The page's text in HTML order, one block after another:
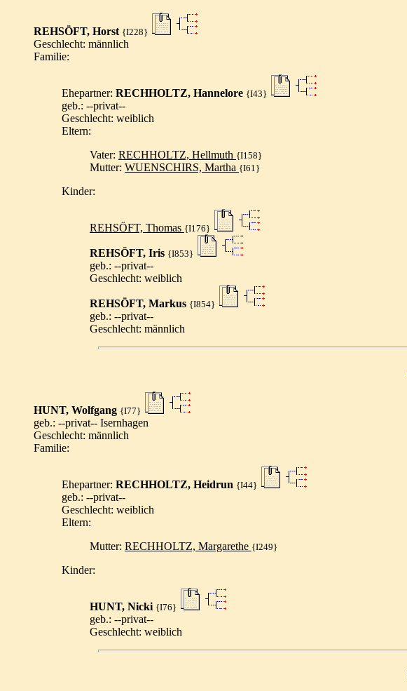
REHSÖFT, Horst {I228}
Geschlecht: männlich
Familie:
Ehepartner: RECHHOLTZ, Hannelore {I43}
geb.: --privat--
Geschlecht: weiblich
Eltern:
Vater: RECHHOLTZ, Hellmuth {I158}
Mutter: WUENSCHIRS, Martha {I61}
Kinder:
REHSÖFT, Thomas {I176}
REHSÖFT, Iris {I853}
geb.: --privat--
Geschlecht: weiblich
REHSÖFT, Markus {I854}
geb.: --privat--
Geschlecht: männlich
HUNT, Wolfgang {I77}
geb.: --privat-- Isernhagen
Geschlecht: männlich
Familie:
Ehepartner: RECHHOLTZ, Heidrun {I44}
geb.: --privat--
Geschlecht: weiblich
Eltern:
Mutter: RECHHOLTZ, Margarethe {I249}
Kinder:
HUNT, Nicki {I76}
geb.: --privat--
Geschlecht: weiblich